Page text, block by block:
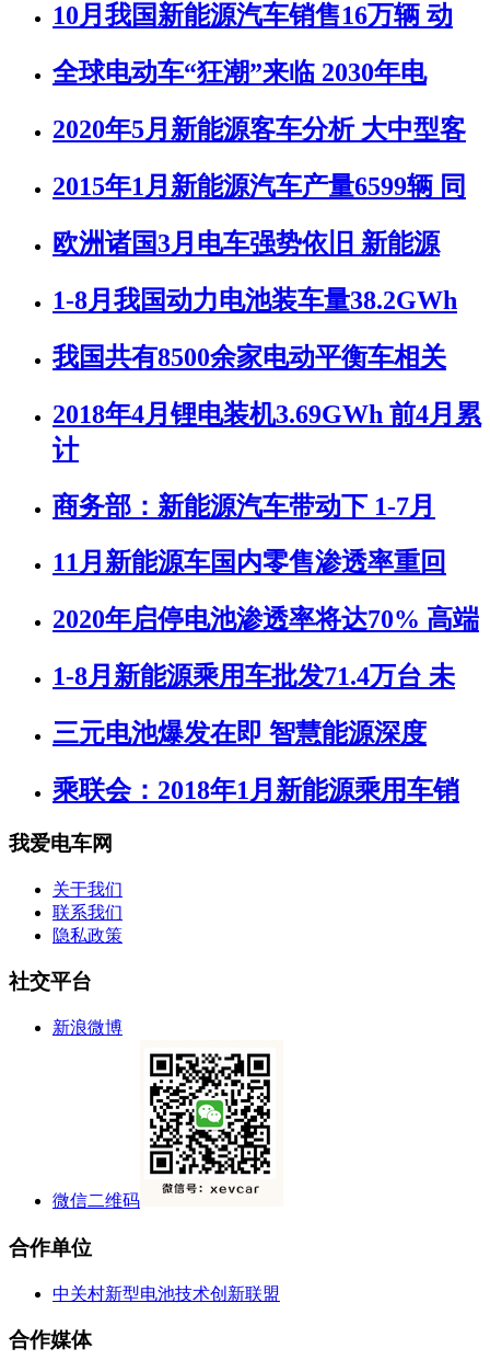
10月我国新能源汽车销售16万辆 动
全球电动车“狂潮”来临 2030年电
2020年5月新能源客车分析 大中型客
2015年1月新能源汽车产量6599辆 同
欧洲诸国3月电车强势依旧 新能源
1-8月我国动力电池装车量38.2GWh
我国共有8500余家电动平衡车相关
2018年4月锂电装机3.69GWh 前4月累
计
商务部：新能源汽车带动下 1-7月
11月新能源车国内零售渗透率重回
2020年启停电池渗透率将达70% 高端
1-8月新能源乘用车批发71.4万台 未
三元电池爆发在即 智慧能源深度
乘联会：2018年1月新能源乘用车销
我爱电车网
关于我们
联系我们
隐私政策
社交平台
新浪微博
微信二维码
合作单位
中关村新型电池技术创新联盟
合作媒体